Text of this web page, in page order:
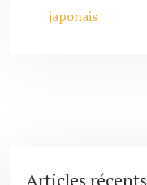
japonais
Articles récents